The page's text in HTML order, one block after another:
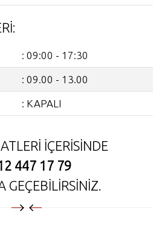
: 09:00 - 17:30
: 09.00 - 13.00
: KAPALI
İÇERİSİNDE
447 17 79
GEÇEBİLİRSİNİZ.